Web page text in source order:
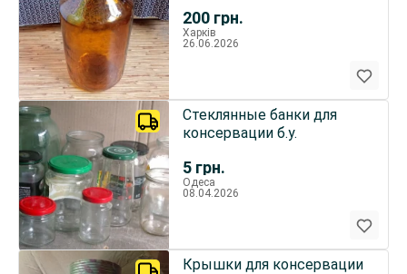
200 грн.
Харків
26.06.2026
5 грн.
Стеклянные банки для
консервации б.у.
Одеса
08.04.2026
Крышки для консервации